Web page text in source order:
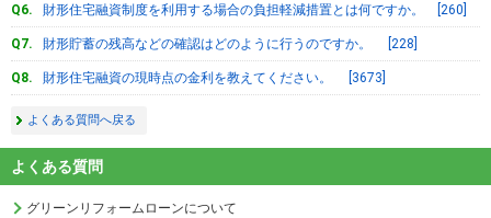
財形住宅融資制度を利用する場合の負担軽減措置とは何ですか。 [260]
財形貯蓄の残高などの確認はどのように行うのですか。 [228]
財形住宅融資の現時点の金利を教えてください。 [3673]
よくある質問へ戻る
よくある質問
グリーンリフォームローンについて